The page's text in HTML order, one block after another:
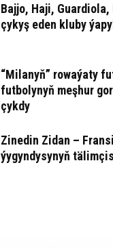
Bajjo, Haji,
çykyş eden kluby
“Milanyň” rowaýaty
futbolynyň meşhur
çykdy
Zinedin Zidan –
ýygyndysynyň